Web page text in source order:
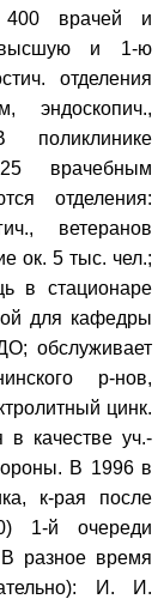
врачей и
и 1-ю
отделения
эндоскопич.,
поликлинике
врачебным
отделения:
ветеранов
ок. 5 тыс. чел.;
в стационаре
для кафедры
обслуживает
р-нов,
цинк.
в качестве уч.-
В 1996 в
к-рая после
1-й очереди
разное время
И. И.